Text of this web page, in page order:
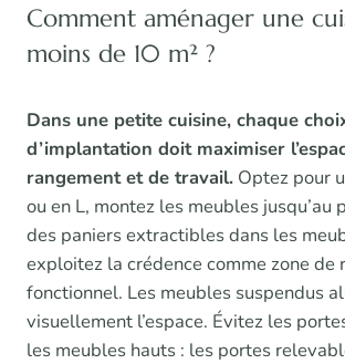
Comment aménager une
moins de 10 m² ?
Dans une petite cuisine, chaque
d’implantation doit maximiser
rangement et de travail. Optez pour
ou en L, montez les meubles jusqu’au
des paniers extractibles dans les
exploitez la crédence comme zone de
fonctionnel. Les meubles suspendus
visuellement l’espace. Évitez les
les meubles hauts : les portes